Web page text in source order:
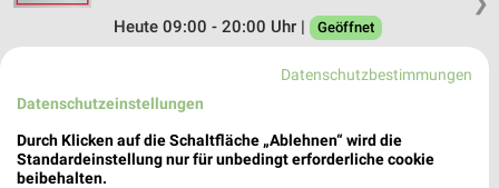
Heute 09:00 - 20:00 Uhr |
Geöffnet
468,86 km • Angebote: 1 Prospekt
ZEEMANN KOBLENZ
Schloßstrasse 46-48
Datenschutzbestimmungen
Datenschutzeinstellungen
Durch Klicken auf die Schaltfläche „Ablehnen“ wird die
Standardeinstellung nur für unbedingt erforderliche cookie
beibehalten.